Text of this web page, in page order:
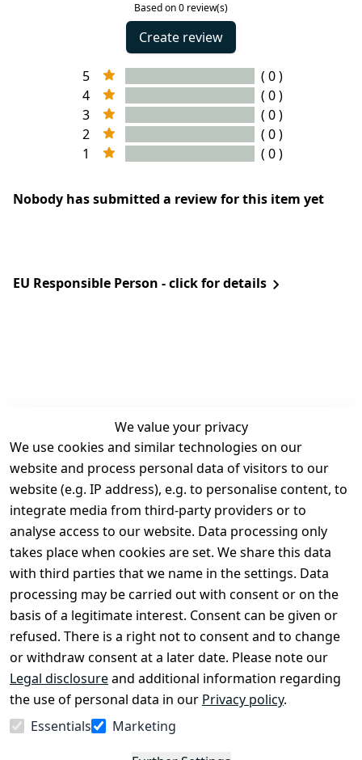
Based on 0 review(s)
Create review
5
( 0 )
4
( 0 )
3
( 0 )
2
( 0 )
1
( 0 )
Nobody has submitted a review for this item yet
EU Responsible Person - click for details
We value your privacy
We use cookies and similar technologies on our
website and process personal data of visitors to our
website (e.g. IP address), e.g. to personalise content, to
integrate media from third-party providers or to
analyse access to our website. Data processing only
takes place when cookies are set. We share this data
with third parties that we name in the settings. Data
processing may be carried out with consent or on the
basis of a legitimate interest. Consent can be given or
refused. There is a right not to consent and to change
or withdraw consent at a later date. Please note our
Legal disclosureand additional information regarding
the use of personal data in our Privacy policy.
Essentials
Marketing
Legal
Terms and
Conditions
Legal
disclosure
Privacy Policy
Declaration of
accessibility
Cancellation
rights
Contact
Register
Withdraw
from